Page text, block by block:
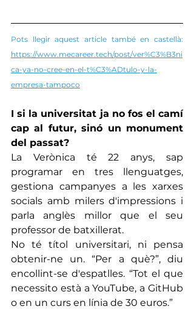
https://www.mecareer.tech/post/ver%C3%B3ni
ca-ya-no-cree-en-el-t%C3%ADtulo-y-la-
empresa-tampoco
I si la universitat ja no fos el camí
cap al futur, sinó un monument
del passat?
La Verònica té 22 anys, sap
programar en tres llenguatges,
gestiona campanyes a les xarxes
socials amb milers d'impressions i
parla anglès millor que el seu
professor de batxillerat.
No té títol universitari, ni pensa
obtenir-ne un. “Per a què?”, diu
encollint-se d'espatlles. “Tot el que
necessito està a YouTube, a GitHub
o en un curs en línia de 30 euros.”